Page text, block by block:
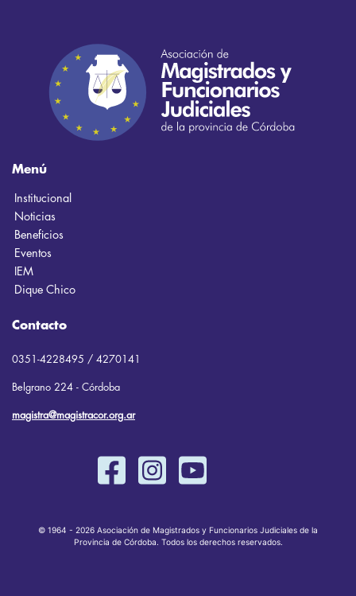
Menú
Institucional
Noticias
Beneficios
Eventos
IEM
Dique Chico
Contacto
0351-4228495 / 4270141
Belgrano 224 - Córdoba
magistra@magistracor.org.ar
© 1964 - 2026 Asociación de Magistrados y Funcionarios Judiciales de la
Provincia de Córdoba. Todos los derechos reservados.